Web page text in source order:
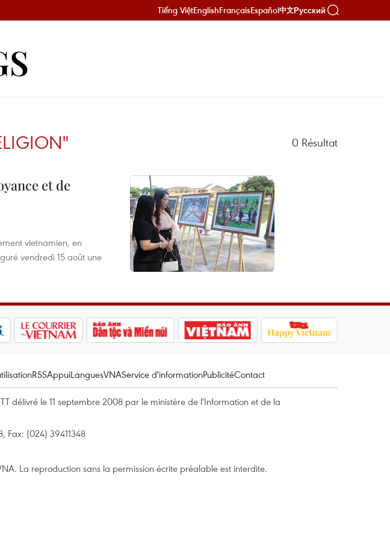
Tiếng ViệtEnglishFrançaisEspañol中文Русский
0 Résultat
et de
vietnamien, en
vendredi 15 août une
RSSAppuiLanguesVNAService d'informationPublicitéContact
délivré le 11 septembre 2008 par le ministère de l'Information et de la
Fax: (024) 39411348
La reproduction sans la permission écrite préalable est interdite.